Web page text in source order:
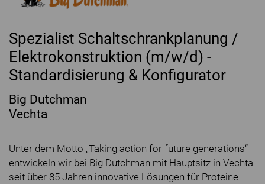
Spezialist Schaltschrankplanung /
Elektrokonstruktion (m/w/d) -
Standardisierung & Konfigurator
Big Dutchman
Vechta
Unter dem Motto „Taking action for future generations“
entwickeln wir bei Big Dutchman mit Hauptsitz in Vechta
seit über 85 Jahren innovative Lösungen für Proteine